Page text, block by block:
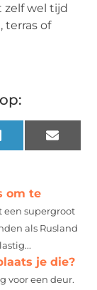
zelf wel tijd
terras of
LinkedIn Email
om te
een supergroot
als Rusland
je die?
voor een deur.